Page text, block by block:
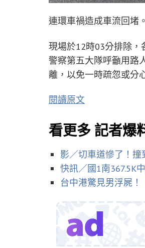
連環車禍造成車流回堵
現場於12時03分排除，
警察第五大隊呼籲用路
離，以免一時疏忽或分
閱讀原文
看更多 記者爆
影／切車道慘了！
快訊／國1南367.5K
台中港驚見男浮屍